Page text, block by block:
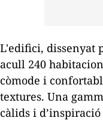
L'edifici, dissenyat
acull 240
còmode i
textures. Una
càlids i